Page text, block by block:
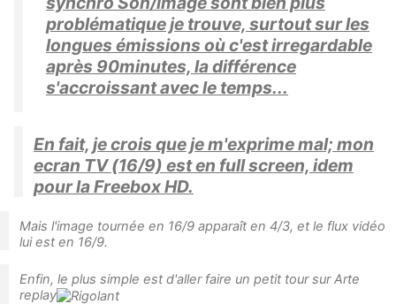
problématique je trouve, surtout sur les
longues émissions où c'est irregardable
après 90minutes, la différence
s'accroissant avec le temps...
En fait, je crois que je m'exprime mal; mon
ecran TV (16/9) est en full screen, idem
pour la Freebox HD.
Mais l'image tournée en 16/9 apparaît en 4/3, et le flux vidéo
lui est en 16/9.
Enfin, le plus simple est d'aller faire un petit tour sur Arte
replay